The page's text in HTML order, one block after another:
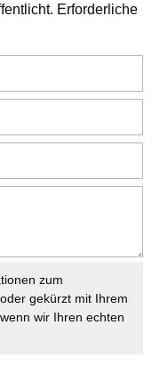
Erforderliche
zum
gekürzt mit Ihrem
wir Ihren echten